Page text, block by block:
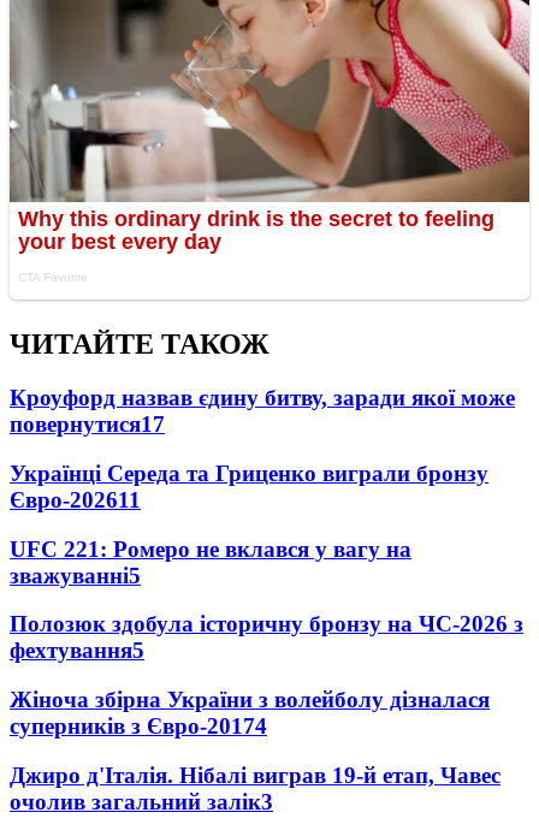
ЧИТАЙТЕ ТАКОЖ
Кроуфорд назвав єдину битву, заради якої може
повернутися17
Українці Середа та Гриценко виграли бронзу
Євро-202611
UFC 221: Ромеро не вклався у вагу на
зважуванні5
Полозюк здобула історичну бронзу на ЧС-2026 з
фехтування5
Жіноча збірна України з волейболу дізналася
суперників з Євро-20174
Джиро д'Італія. Нібалі виграв 19-й етап, Чавес
очолив загальний залік3